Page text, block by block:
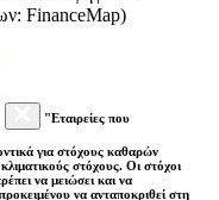
FinanceMap)
"Εταιρείες που
για στόχους καθαρών
στόχους. Οι στόχοι
να μειώσει και να
να ανταποκριθεί στη